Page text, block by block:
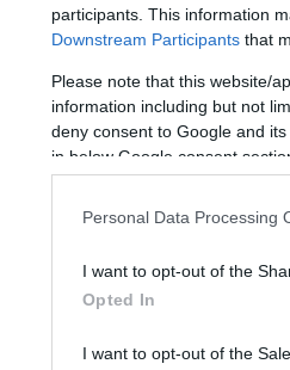
participants. This information
Downstream Participants that
Please note that this website/
information including but not
deny consent to Google and
in below Google consent
Personal Data Processing
I want to opt-out of the
Opted In
I want to opt-out of the